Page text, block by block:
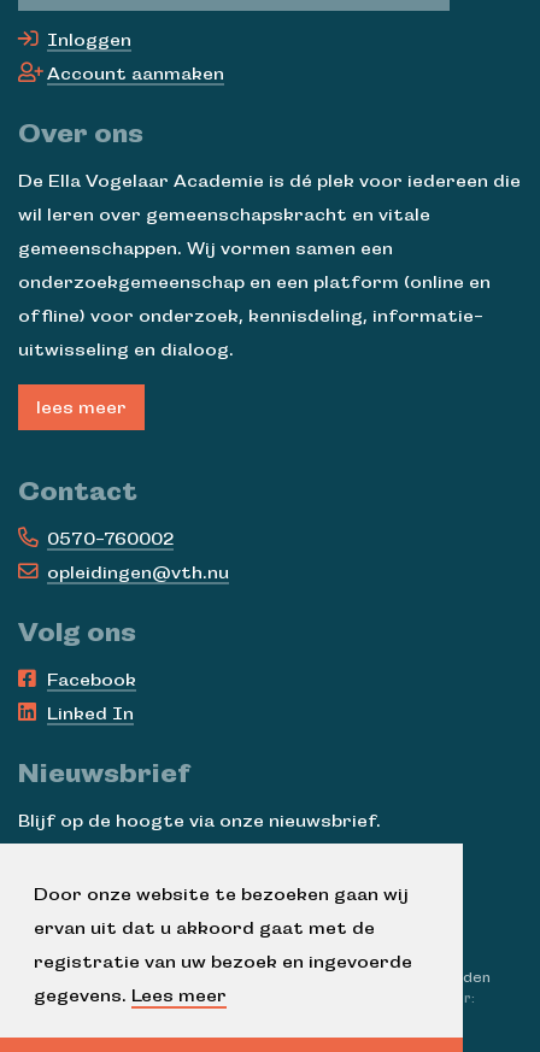
Door onze website te bezoeken gaan wij
ervan uit dat u akkoord gaat met de
registratie van uw bezoek en ingevoerde
gegevens. Lees meer
Inloggen
Account aanmaken
Over ons
De Ella Vogelaar Academie is dé plek voor iedereen die
wil leren over gemeenschapskracht en vitale
gemeenschappen. Wij vormen samen een
onderzoekgemeenschap en een platform (online en
offline) voor onderzoek, kennisdeling, informatie-
uitwisseling en dialoog.
lees meer
Contact
0570-760002
opleidingen@vth.nu
Volg ons
Facebook
Linked In
Nieuwsbrief
Blijf op de hoogte via onze nieuwsbrief.
Algemene voorwaarden
|
Disclaimer | Privacy verklaring
KvK-nummer:
Een product vanMeaningful Matters |
Technische